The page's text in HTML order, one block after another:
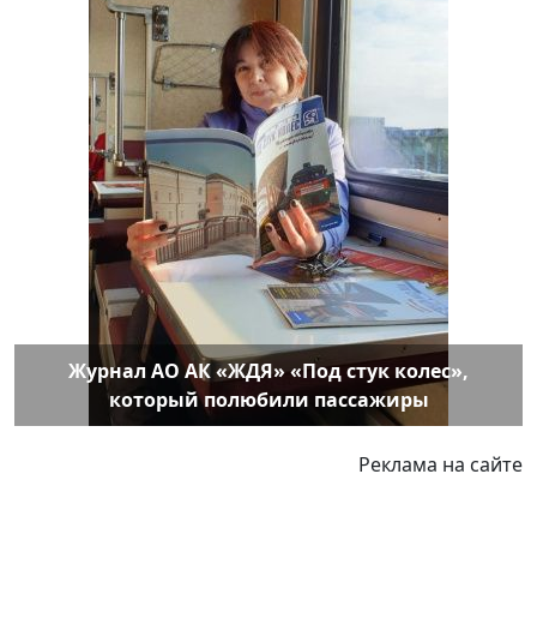
Журнал АО АК «ЖДЯ» «Под стук колес»,
который полюбили пассажиры
Реклама на сайте